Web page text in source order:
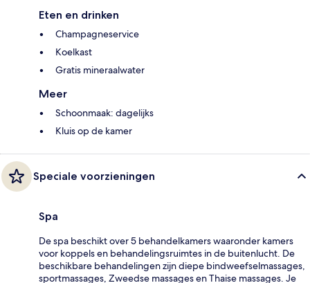
Eten en drinken
Champagneservice
Koelkast
Gratis mineraalwater
Meer
Schoonmaak: dagelijks
Kluis op de kamer
Speciale voorzieningen
Spa
De spa beschikt over 5 behandelkamers waaronder kamers
voor koppels en behandelingsruimtes in de buitenlucht. De
beschikbare behandelingen zijn diepe bindweefselmassages,
sportmassages, Zweedse massages en Thaise massages. Je